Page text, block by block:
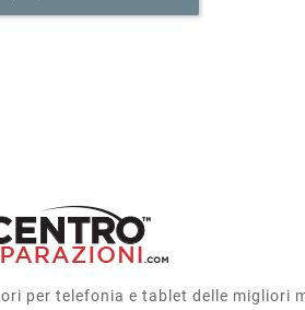
per telefonia e tablet delle migliori